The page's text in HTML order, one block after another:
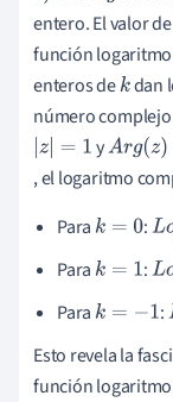
entero. El valor de
función
enteros dekdan
número
z| 1 yArg(z)=0
, el logaritmo
Para k=0 :Lo
Para k=1 :Lo
Para k=−1 :
Esto revela la
función